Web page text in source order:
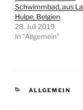
Schwimmbad, aus La
Hulpe, Belgien
28. Juli 2019
In "Allgemein"
KATEGORIEN
ALLGEMEIN